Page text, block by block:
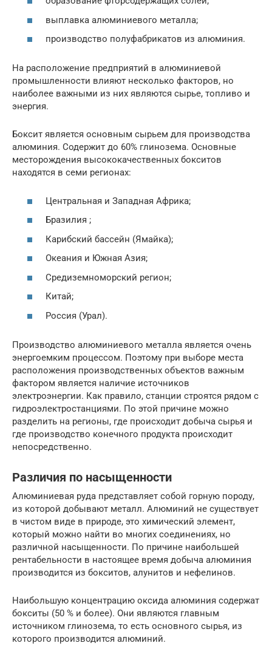
выплавка алюминиевого металла;
производство полуфабрикатов из алюминия.
На расположение предприятий в алюминиевой
промышленности влияют несколько факторов, но
наиболее важными из них являются сырье, топливо и
энергия.
Боксит является основным сырьем для производства
алюминия. Содержит до 60% глинозема. Основные
месторождения высококачественных бокситов
находятся в семи регионах:
Центральная и Западная Африка;
Бразилия ;
Карибский бассейн (Ямайка);
Океания и Южная Азия;
Средиземноморский регион;
Китай;
Россия (Урал).
Производство алюминиевого металла является очень
энергоемким процессом. Поэтому при выборе места
расположения производственных объектов важным
фактором является наличие источников
электроэнергии. Как правило, станции строятся рядом с
гидроэлектростанциями. По этой причине можно
разделить на регионы, где происходит добыча сырья и
где производство конечного продукта происходит
непосредственно.
Различия по насыщенности
Алюминиевая руда представляет собой горную породу,
из которой добывают металл. Алюминий не существует
в чистом виде в природе, это химический элемент,
который можно найти во многих соединениях, но
различной насыщенности. По причине наибольшей
рентабельности в настоящее время добыча алюминия
производится из бокситов, алунитов и нефелинов.
Наибольшую концентрацию оксида алюминия содержат
бокситы (50 % и более). Они являются главным
источником глинозема, то есть основного сырья, из
которого производится алюминий.